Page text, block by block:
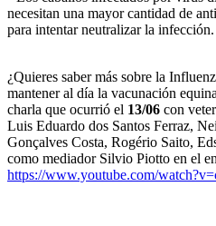
necesitan una mayor cantidad de
para intentar neutralizar la infección.
¿Quieres saber más sobre la
mantener al día la vacunación
charla que ocurrió el 13/06 con
Luis Eduardo dos Santos Ferraz,
Gonçalves Costa, Rogério Saito,
como mediador Silvio Piotto en el
https://www.youtube.com/